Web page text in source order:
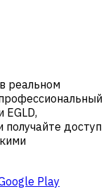
реальном
доступ
Play